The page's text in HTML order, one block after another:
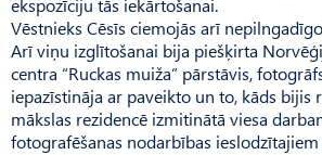
ekspozīciju tās iekārtošanai.
Vēstnieks Cēsīs ciemojās arī
Arī viņu izglītošanai bija piešķirta
centra “Ruckas muiža” pārstāvis,
iepazīstināja ar paveikto un to, kāds bijis
mākslas rezidencē izmitinātā viesa
fotografēšanas nodarbības ieslodzītajiem